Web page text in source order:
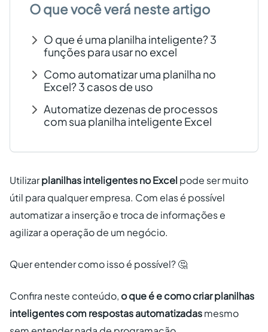
O que você verá neste artigo
O que é uma planilha inteligente? 3
funções para usar no excel
Como automatizar uma planilha no
Excel? 3 casos de uso
Automatize dezenas de processos
com sua planilha inteligente Excel
Utilizarplanilhas inteligentes no Excel pode ser muito
útil para qualquer empresa. Com elas é possível
automatizar a inserção e troca de informações e
agilizar a operação de um negócio.
Quer entender como isso é possível? 🤔
Confira neste conteúdo, o que é e como criar planilhas
inteligentes com respostas automatizadasmesmo